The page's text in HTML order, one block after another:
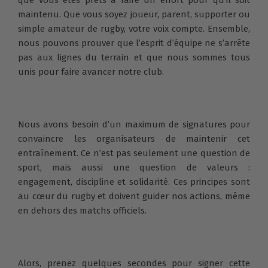
maintenu. Que vous soyez joueur, parent, supporter ou
simple amateur de rugby, votre voix compte. Ensemble,
nous pouvons prouver que l’esprit d’équipe ne s’arrête
pas aux lignes du terrain et que nous sommes tous
unis pour faire avancer notre club.
Nous avons besoin d’un maximum de signatures pour
convaincre les organisateurs de maintenir cet
entraînement. Ce n’est pas seulement une question de
sport, mais aussi une question de valeurs :
engagement, discipline et solidarité. Ces principes sont
au cœur du rugby et doivent guider nos actions, même
en dehors des matchs officiels.
Alors, prenez quelques secondes pour signer cette